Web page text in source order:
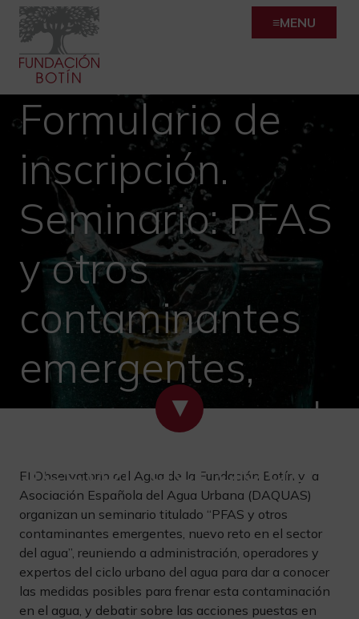
Skip
content
MENU
Formulario de
inscripción.
Seminario: PFAS
y otros
contaminantes
emergentes,
nuevo reto en el
sector del agua
El Observatorio del Agua de la Fundación Botín y la
Asociación Española del Agua Urbana (DAQUAS)
organizan un seminario titulado “PFAS y otros
contaminantes emergentes, nuevo reto en el sector
del agua”, reuniendo a administración, operadores y
expertos del ciclo urbano del agua para dar a conocer
las medidas posibles para frenar esta contaminación
en el agua, y debatir sobre las acciones puestas en